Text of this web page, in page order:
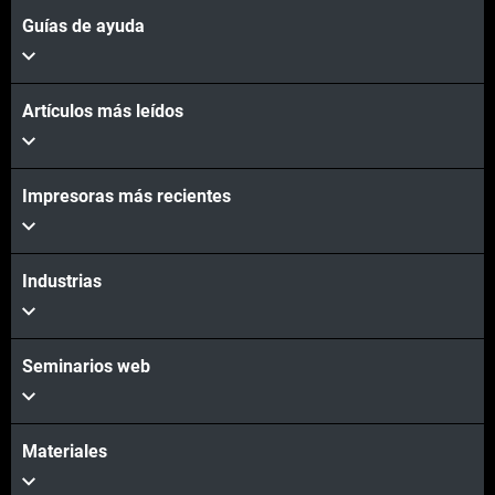
Guías de ayuda
Artículos más leídos
Impresoras más recientes
Industrias
Seminarios web
Materiales